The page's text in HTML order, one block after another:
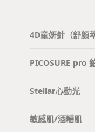
4D童妍針（舒顏萃
PICOSURE pro
Stellar心動光
敏感肌/酒糟肌